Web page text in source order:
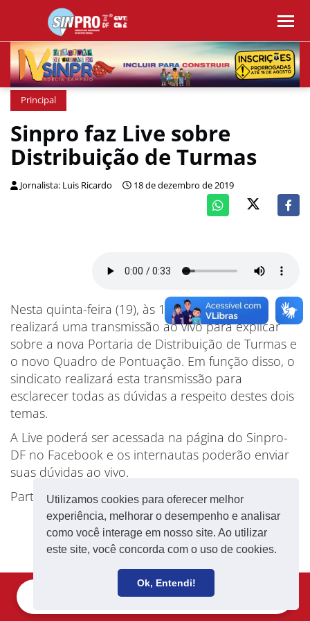
Utilizamos cookies para oferecer melhor
experiência, melhorar o desempenho e analisar
como você interage em nosso site. Ao utilizar
este site, você concorda com o uso de cookies.
Ok, Entendi!
Principal
Sinpro faz Live sobre
Distribuição de Turmas
Jornalista: Luis Ricardo 18 de dezembro de 2019
Nesta quinta-feira (19), às 16h, o Sinpro-DF
realizará uma transmissão ao vivo para explicar
sobre a nova Portaria de Distribuição de Turmas e
o novo Quadro de Pontuação. Em função disso, o
sindicato realizará esta transmissão para
esclarecer todas as dúvidas a respeito destes dois
temas.
A Live poderá ser acessada na página do Sinpro-
DF no Facebook e os internautas poderão enviar
suas dúvidas ao vivo.
Participe!
Receba notícias